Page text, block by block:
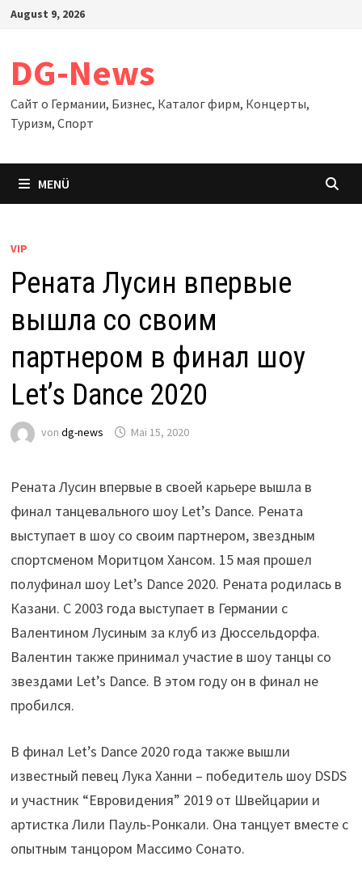
Zum
August 9, 2026
DG-News
Сайт о Германии, Бизнес, Каталог фирм, Концерты,
Туризм, Спорт
MENÜ
VIP
Рената Лусин впервые
вышла со своим
партнером в финал шоу
Let’s Dance 2020
von dg-news Mai 15, 2020
Рената Лусин впервые в своей карьере вышла в
финал танцевального шоу Let’s Dance. Рената
выступает в шоу со своим партнером, звездным
спортсменом Моритцом Хансом. 15 мая прошел
полуфинал шоу Let’s Dance 2020. Рената родилась в
Казани. С 2003 года выступает в Германии с
Валентином Лусиным за клуб из Дюссельдорфа.
Валентин также принимал участие в шоу танцы со
звездами Let’s Dance. В этом году он в финал не
пробился.
В финал Let’s Dance 2020 года также вышли
известный певец Лука Ханни – победитель шоу DSDS
и участник “Евровидения” 2019 от Швейцарии и
артистка Лили Пауль-Ронкали. Она танцует вместе с
опытным танцором Массимо Сонато.